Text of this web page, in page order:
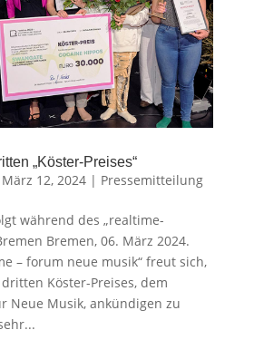
„Köster-Preises“
März 12, 2024| Pressemitteilung
während des „realtime-
Bremen, 06. März 2024.
– forum neue musik“ freut sich,
Köster-Preises, dem
Neue Musik, ankündigen zu